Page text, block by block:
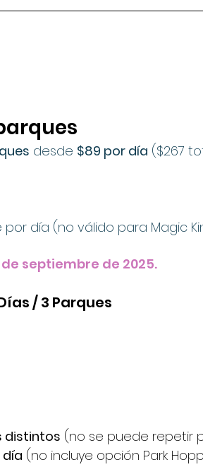
desde $89 por día ($267
día (no válido para Magic
septiembre de 2025.
/ 3 Parques
distintos (no se puede repetir
día (no incluye opción Park